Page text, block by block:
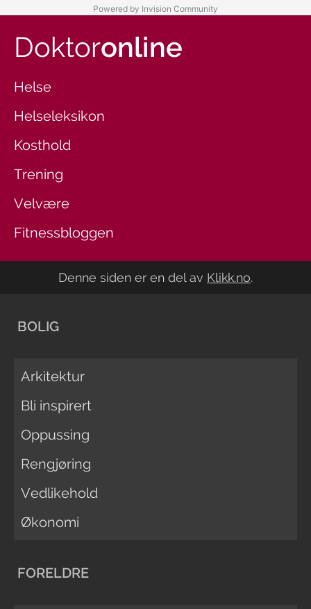
Powered by Invision Community
Doktoronline
Helse
Helseleksikon
Kosthold
Trening
Velvære
Fitnessbloggen
Denne siden er en del av Klikk.no.
BOLIG
Arkitektur
Bli inspirert
Oppussing
Rengjøring
Vedlikehold
Økonomi
FORELDRE